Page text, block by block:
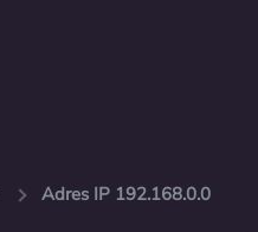
Adres IP 192.168.0.0